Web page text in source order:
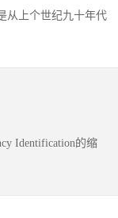
上个世纪九十年代
Identification的缩